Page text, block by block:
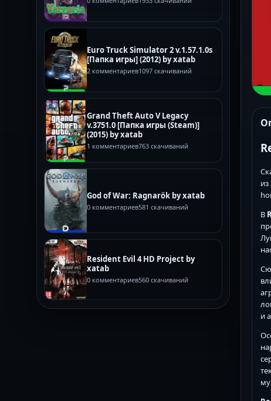
Euro Truck Simulator 2 v.1.57.1.0s
[Папка игры] (2012) by xatab
2 комментариев1097 скачиваний
Grand Theft Auto V Legacy
v.3751.0 [Папка игры (Steam)]
(2015) by xatab
1 комментариев763 скачиваний
God of War: Ragnarök by xatab
0 комментариев581 скачиваний
Resident Evil 4 HD Project by
xatab
0 комментариев560 скачиваний
В
и